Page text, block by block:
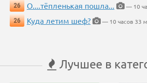
26
О....тёпленькая пошла...
— 10
26
Куда летим шеф? — 10 часов 33
Лучшее в